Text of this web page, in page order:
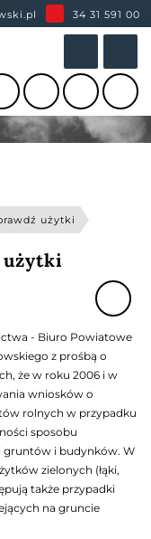
34 31 591 00
użytki
użytki
- Biuro Powiatowe
z prośbą o
że w roku 2006 i w
wniosków o
rolnych w przypadku
sposobu
gruntów i budynków. W
zielonych (łąki,
także przypadki
na gruncie